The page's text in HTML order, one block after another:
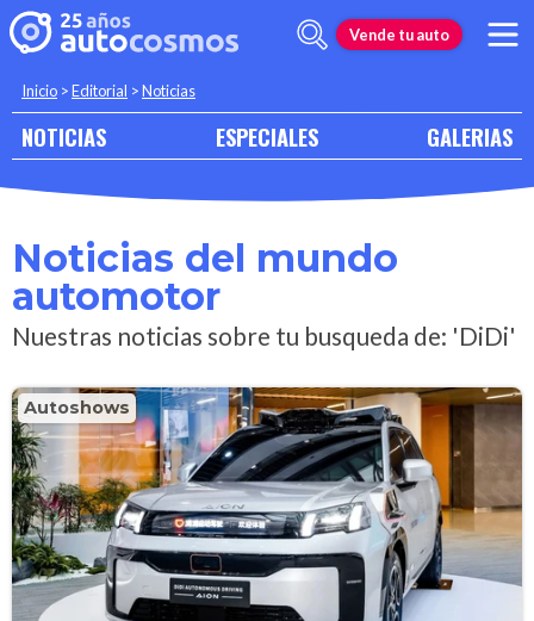
Vende tu auto
Inicio >Editorial >Noticias
NOTICIAS ESPECIALES GALERIAS
Noticias del mundo
automotor
Nuestras noticias sobre tu busqueda de: 'DiDi'
Autoshows